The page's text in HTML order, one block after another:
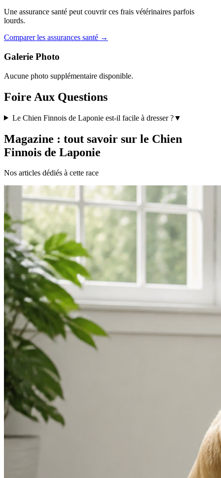
Une assurance santé peut couvrir ces frais vétérinaires parfois
lourds.
Comparer les assurances santé →
Galerie Photo
Aucune photo supplémentaire disponible.
Foire Aux Questions
Le Chien Finnois de Laponie est-il facile à dresser ?▼
Magazine : tout savoir sur le Chien
Finnois de Laponie
Nos articles dédiés à cette race